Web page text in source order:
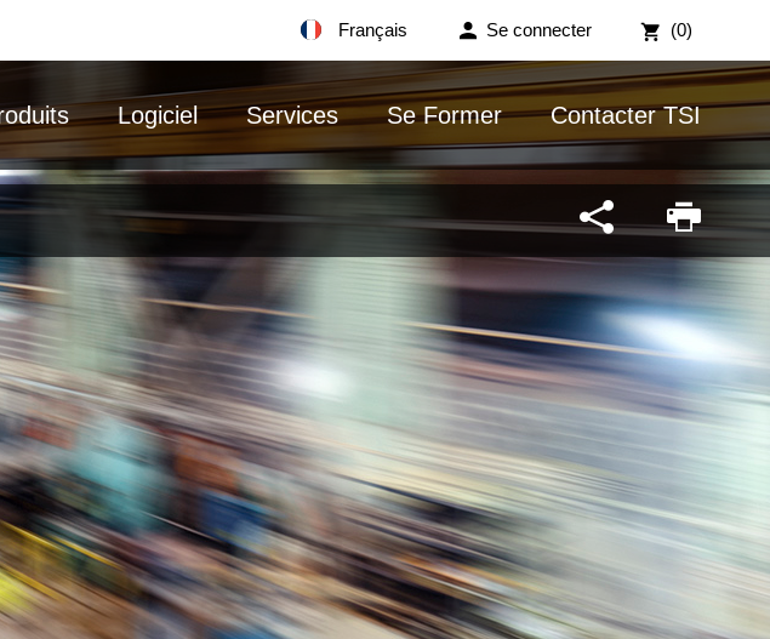
Se connecter (0)
Français
Logiciel Services Se Former Contacter TSI